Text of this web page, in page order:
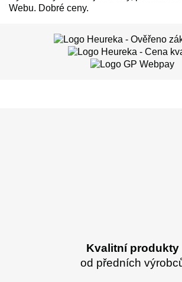
Webu. Dobré ceny.
Kvalitní produkty
od předních